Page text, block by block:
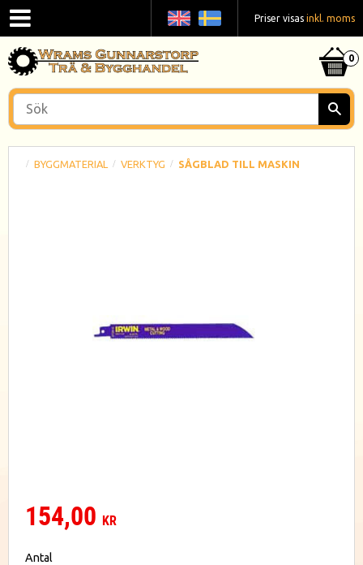
Priser visas inkl. moms
BYGGMATERIAL VERKTYG SÅGBLAD TILL MASKIN
154,00 KR
Antal